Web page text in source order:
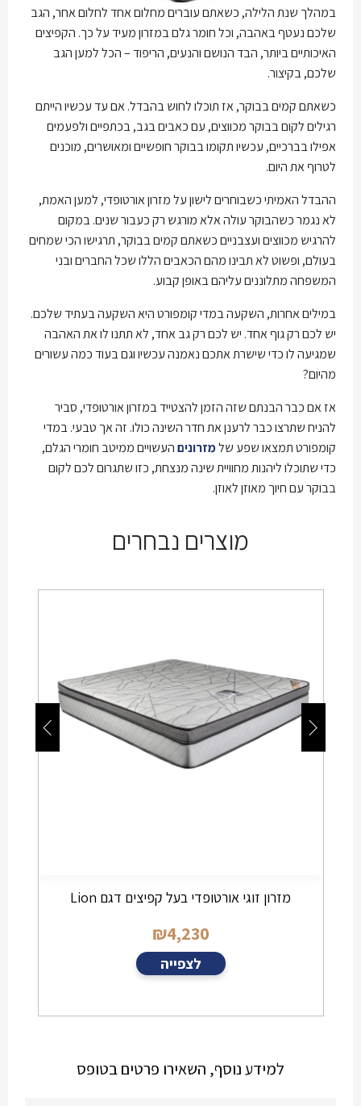
במהלך שנת הלילה, כשאתם עוברים מחלום אחד לחלום אחר, הגב
שלכם נעטף באהבה, וכל חומר גלם במזרון מעיד על כך. הקפיצים
האיכותיים ביותר, הבד הנושם והנעים, הריפוד – הכל למען הגב
שלכם, בקיצור.
כשאתם קמים בבוקר, אז תוכלו לחוש בהבדל. אם עד עכשיו הייתם
רגילים לקום בבוקר מכווצים, עם כאבים בגב, בכתפיים ולפעמים
אפילו בברכיים, עכשיו תקומו בבוקר חופשיים ומאושרים, מוכנים
לטרוף את היום.
ההבדל האמיתי כשבוחרים לישון על מזרון אורטופדי, למען האמת,
לא נגמר כשהבוקר עולה אלא מורגש רק כעבור שנים. במקום
להרגיש מכווצים ועצבניים כשאתם קמים בבוקר, תרגישו הכי שמחים
בעולם, ופשוט לא תבינו מהם הכאבים הללו שכל החברים ובני
המשפחה מתלוננים עליהם באופן קבוע.
במילים אחרות, השקעה במדי קומפורט היא השקעה בעתיד שלכם.
יש לכם רק גוף אחד. יש לכם רק גב אחד, לא תתנו לו את האהבה
שמגיעה לו כדי שישרת אתכם נאמנה עכשיו וגם בעוד כמה עשורים
מהיום?
אז אם כבר הבנתם שזה הזמן להצטייד במזרון אורטופדי, סביר
להניח שתרצו כבר לרענן את חדר השינה כולו. זה אך טבעי. במדי
קומפורט תמצאו שפע שלמזרוניםהעשויים ממיטב חומרי הגלם,
כדי שתוכלו ליהנות מחוויית שינה מנצחת, כזו שתגרום לכם לקום
בבוקר עם חיוך מאוזן לאוזן.
מוצרים נבחרים
מזרון זוגי אורטופדי בעל קפיצים דגם Lion
₪4,230
לצפייה
למידע נוסף, השאירו פרטים בטופס